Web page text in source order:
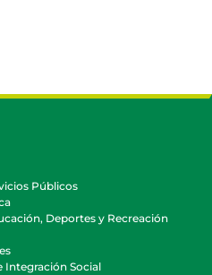
Públicos
Deportes y Recreación
Integración Social